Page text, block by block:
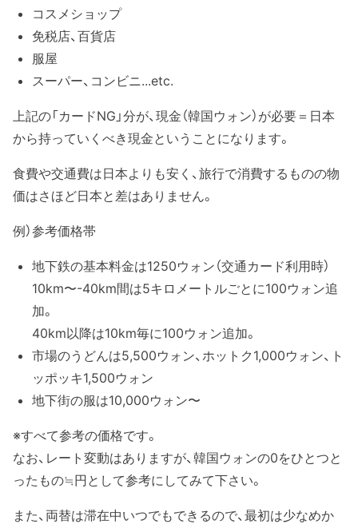
コスメショップ
免税店、百貨店
服屋
スーパー、コンビニ...etc.
上記の「カードNG」分が、現金（韓国ウォン）が必要＝日本
から持っていくべき現金ということになります。
食費や交通費は日本よりも安く、旅行で消費するものの物
価はさほど日本と差はありません。
例）参考価格帯
地下鉄の基本料金は1250ウォン（交通カード利用時）
10km〜-40km間は5キロメートルごとに100ウォン追
加。
40km以降は10km毎に100ウォン追加。
市場のうどんは5,500ウォン、ホットク1,000ウォン、ト
ッポッキ1,500ウォン
地下街の服は10,000ウォン〜
※すべて参考の価格です。
なお、レート変動はありますが、韓国ウォンの0をひとつと
ったもの≒円として参考にしてみて下さい。
また、両替は滞在中いつでもできるので、最初は少なめか